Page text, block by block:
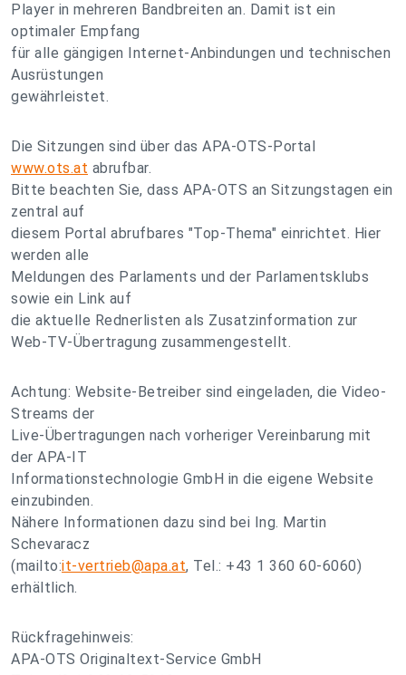
Player in mehreren Bandbreiten an. Damit ist ein
optimaler Empfang
für alle gängigen Internet-Anbindungen und technischen
Ausrüstungen
gewährleistet.
Die Sitzungen sind über das APA-OTS-Portal
www.ots.at abrufbar.
Bitte beachten Sie, dass APA-OTS an Sitzungstagen ein
zentral auf
diesem Portal abrufbares "Top-Thema" einrichtet. Hier
werden alle
Meldungen des Parlaments und der Parlamentsklubs
sowie ein Link auf
die aktuelle Rednerlisten als Zusatzinformation zur
Web-TV-Übertragung zusammengestellt.
Achtung: Website-Betreiber sind eingeladen, die Video-
Streams der
Live-Übertragungen nach vorheriger Vereinbarung mit
der APA-IT
Informationstechnologie GmbH in die eigene Website
einzubinden.
Nähere Informationen dazu sind bei Ing. Martin
Schevaracz
(mailto:it-vertrieb@apa.at, Tel.: +43 1 360 60-6060)
erhältlich.
Rückfragehinweis:
APA-OTS Originaltext-Service GmbH